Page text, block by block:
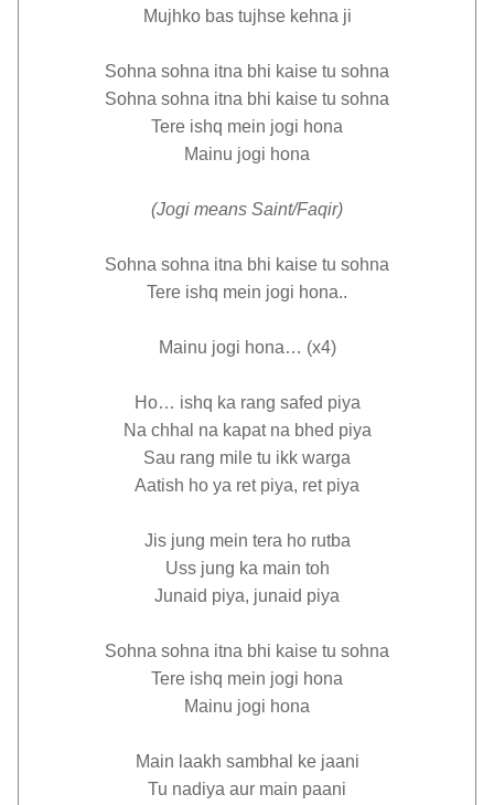
Mujhko bas tujhse kehna ji
Sohna sohna itna bhi kaise tu sohna
Sohna sohna itna bhi kaise tu sohna
Tere ishq mein jogi hona
Mainu jogi hona
(Jogi means Saint/Faqir)
Sohna sohna itna bhi kaise tu sohna
Tere ishq mein jogi hona..
Mainu jogi hona… (x4)
Ho… ishq ka rang safed piya
Na chhal na kapat na bhed piya
Sau rang mile tu ikk warga
Aatish ho ya ret piya, ret piya
Jis jung mein tera ho rutba
Uss jung ka main toh
Junaid piya, junaid piya
Sohna sohna itna bhi kaise tu sohna
Tere ishq mein jogi hona
Mainu jogi hona
Main laakh sambhal ke jaani
Tu nadiya aur main paani